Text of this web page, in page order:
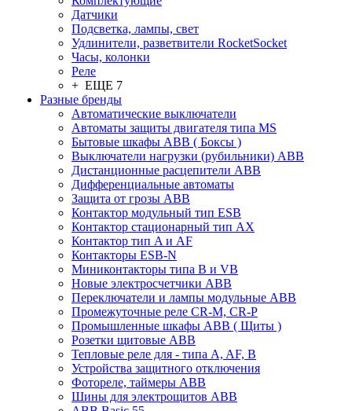
Датчики
Подсветка, лампы, свет
Удлинители, разветвители RocketSocket
Часы, колонки
Реле
+ ЕЩЕ 7
Разные бренды
Автоматические выключатели
Автоматы защиты двигателя типа MS
Бытовые шкафы ABB ( Боксы )
Выключатели нагрузки (рубильники) ABB
Дистанционные расцепители ABB
Дифференциальные автоматы
Защита от грозы ABB
Контактор модульный тип ESB
Контактор стационарный тип AX
Контактор тип A и AF
Контакторы ESB-N
Миниконтакторы типа B и VB
Новые электросчетчики ABB
Переключатели и лампы модульные ABB
Промежуточные реле CR-M, CR-P
Промышленные шкафы ABB ( Щиты )
Розетки щитовые ABB
Тепловые реле для - типа A, AF, B
Устройства защитного отключения
Фотореле, таймеры ABB
Шины для электрощитов АВВ